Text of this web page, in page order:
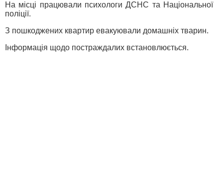
На місці працювали психологи ДСНС та Національної
поліції.
З пошкоджених квартир евакуювали домашніх тварин.
Інформація щодо постраждалих встановлюється.